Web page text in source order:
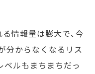
情報量は膨大で、今
分からなくなるリス
ベルもまちまちだっ